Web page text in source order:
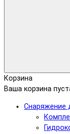
Корзина
Ваша корзина
Снаряжение